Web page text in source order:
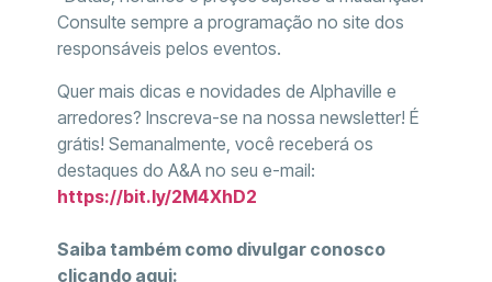
Consulte sempre a programação no site dos
responsáveis pelos eventos.
Quer mais dicas e novidades de Alphaville e
arredores? Inscreva-se na nossa newsletter! É
grátis! Semanalmente, você receberá os
destaques do A&A no seu e-mail:
https://bit.ly/2M4XhD2
Saiba também como divulgar conosco
clicando aqui: